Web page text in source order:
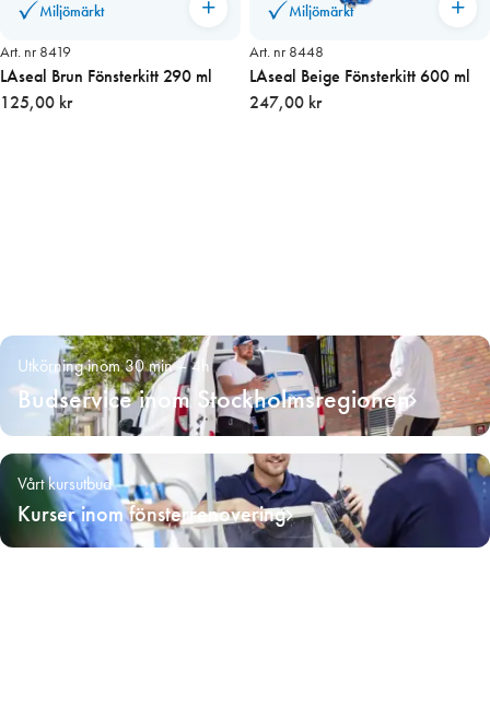
Miljömärkt
Art. nr 8419
LAseal Brun Fönsterkitt 290 ml
125,00 kr
Miljömärkt
Art. nr 8448
LAseal Beige Fönsterkitt 600 ml
247,00 kr
Utkörning inom 30 min – 4h
Budservice inom Stockholmsregionen
Vårt kursutbud
Kurser inom fönsterrenovering